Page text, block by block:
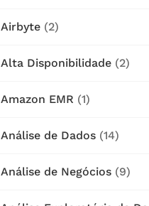
Airbyte (2)
Alta Disponibilidade (2)
Amazon EMR (1)
Análise de Dados (14)
Análise de Negócios (9)